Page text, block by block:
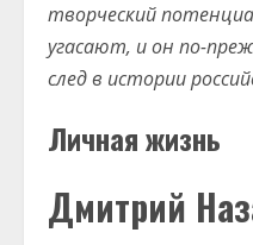
творческий
угасают, и он по-
след в истории
Личная жизнь
Дмитрий